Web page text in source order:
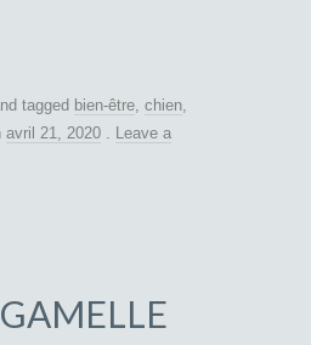
tagged bien-être, chien,
avril 21, 2020 . Leave a